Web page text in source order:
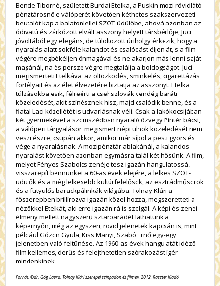
Bende Tiborné, született Burdai Etelka, a Puskin mozi rövidlátó
pénztárosnője válóperét követően kéthetes szakszervezeti
beutalót kap a balatonlellei SZOT-üdülőbe, ahová azonban az
ódivatú és zárkózott elvált asszony helyett társbérlője, Juci
jóvoltából egy elegáns, de túlöltözött úrihölgy érkezik, hogy a
nyaralás alatt sokféle kalandot és csalódást éljen át, s a film
végére megbékéljen önmagával és ne akarjon más lenni saját
magánál, na és persze végre megtalálja a boldogságot. Juci
megismerteti Etelkával az öltözködés, sminkelés, cigarettázás
fortélyait és az élet élvezetére biztatja az asszonyt. Etelka
túlzásokba esik, félreérti a csehszlovák vendég baráti
közeledését, akit színésznek hisz, majd csalódik benne, és a
fiatal Laci közellétét is udvarlásnak véli. Csak a lakókocsijában
két gyermekével a szomszédban nyaraló özvegy Pintér bácsi,
a válóperi tárgyaláson megismert népi ülnök közeledését nem
veszi észre, csupán akkor, amikor már sípol a pesti gyors és
vége a nyaralásnak. A mozipénztár ablakánál, a kalandos
nyaralást követően azonban egymásra talál két hősünk. A film,
melyet Fényes Szabolcs zenéje tesz igazán hangulatossá,
visszarepít bennünket a 60-as évek elejére, a lelkes SZOT-
üdülők és a még lelkesebb kultúrfelelősök, az esztrádműsorok
és a fütyülős barackpálinkák világába. Tolnay Klári a
főszerepben brillírozva igazán közel hozza, megszeretteti a
nézőkkel Etelkát, aki erre igazán rá is szolgál. A képi és zenei
élmény mellett nagyszerű sztárparádét láthatunk a
képernyőn, még az egyszeri, rövid jelenetek kapcsán is, mint
például Gózon Gyula, Kiss Manyi, Szabó Ernő egy-egy
jelenetben való feltűnése. Az 1960-as évek hangulatát idéző
film kellemes, derűs és felejthetetlen szórakozást ígér
mindenkinek.
Forrás: ©dr. Góg Laura: Tolnay Klári szerepei színpadon és filmen, 2012, Raszter Kiadó